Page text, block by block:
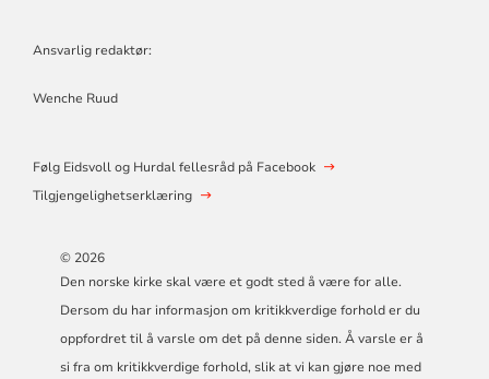
Ansvarlig redaktør:
Wenche Ruud
Følg Eidsvoll og Hurdal fellesråd på Facebook
Tilgjengelighetserklæring
© 2026
Den norske kirke skal være et godt sted å være for alle.
Dersom du har informasjon om kritikkverdige forhold er du
oppfordret til å varsle om det på denne siden. Å varsle er å
si fra om kritikkverdige forhold, slik at vi kan gjøre noe med